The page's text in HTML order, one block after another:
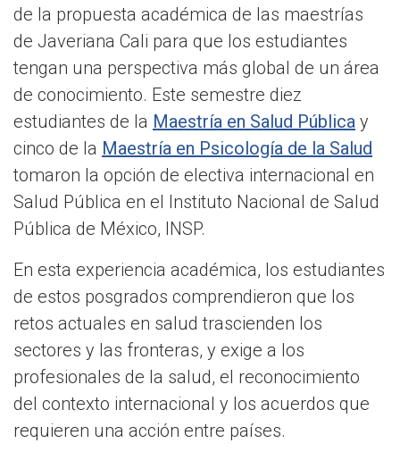
de la propuesta académica de las maestrías
de Javeriana Cali para que los estudiantes
tengan una perspectiva más global de un área
de conocimiento. Este semestre diez
estudiantes de la Maestría en Salud Pública y
cinco de la Maestría en Psicología de la Salud
tomaron la opción de electiva internacional en
Salud Pública en el Instituto Nacional de Salud
Pública de México, INSP.
En esta experiencia académica, los estudiantes
de estos posgrados comprendieron que los
retos actuales en salud trascienden los
sectores y las fronteras, y exige a los
profesionales de la salud, el reconocimiento
del contexto internacional y los acuerdos que
requieren una acción entre países.